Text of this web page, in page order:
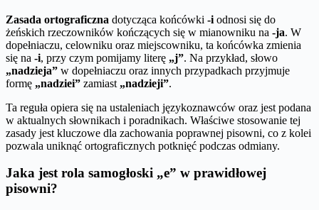
Zasada ortograficzna dotycząca końcówki -i odnosi się do
żeńskich rzeczowników kończących się w mianowniku na -ja. W
dopełniaczu, celowniku oraz miejscowniku, ta końcówka zmienia
się na -i, przy czym pomijamy literę „j”. Na przykład, słowo
„nadzieja” w dopełniaczu oraz innych przypadkach przyjmuje
formę „nadziei” zamiast „nadzieji”.
Ta reguła opiera się na ustaleniach językoznawców oraz jest podana
w aktualnych słownikach i poradnikach. Właściwe stosowanie tej
zasady jest kluczowe dla zachowania poprawnej pisowni, co z kolei
pozwala uniknąć ortograficznych potknięć podczas odmiany.
Jaka jest rola samogłoski „e” w prawidłowej
pisowni?